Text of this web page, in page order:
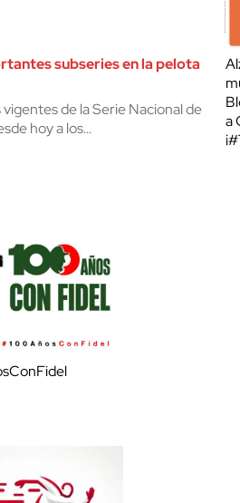
subseries en la pelota
vigentes de la Serie Nacional de
hoy a los…
a